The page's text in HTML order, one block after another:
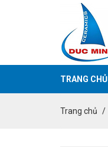
TRANG CHỦ
Trang chủ